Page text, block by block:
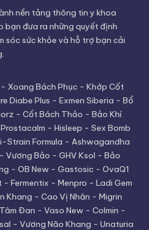
nền tảng thông tin y khoa
bạn đưa ra những quyết định
sóc sức khỏe và hỗ trợ bạn cải
- Xoang Bách Phục - Khớp Cốt
Diabe Plus - Exmen Siberia - Bổ
- Cốt Bách Thảo - Bảo Khí
- Hisleep - Sex Bomb
Strain Formula - Ashwagandha
- Vương Bảo - GHV Ksol - Bảo
- OB New - Gastosic - OvaQ1
- Fermentix - Menpro - Ladi Gem
Khang - Cao Vị Nhân - Migrin
Đan - Vaso New - Colmin -
- Vương Não Khang - Unaturia